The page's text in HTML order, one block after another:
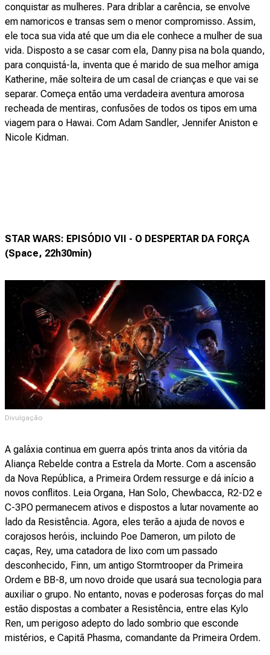
conquistar as mulheres. Para driblar a carência, se envolve
em namoricos e transas sem o menor compromisso. Assim,
ele toca sua vida até que um dia ele conhece a mulher de sua
vida. Disposto a se casar com ela, Danny pisa na bola quando,
para conquistá-la, inventa que é marido de sua melhor amiga
Katherine, mãe solteira de um casal de crianças e que vai se
separar. Começa então uma verdadeira aventura amorosa
recheada de mentiras, confusões de todos os tipos em uma
viagem para o Hawai. Com Adam Sandler, Jennifer Aniston e
Nicole Kidman.
STAR WARS: EPISÓDIO VII - O DESPERTAR DA FORÇA
(Space, 22h30min)
Divulgação
A galáxia continua em guerra após trinta anos da vitória da
Aliança Rebelde contra a Estrela da Morte. Com a ascensão
da Nova República, a Primeira Ordem ressurge e dá início a
novos conflitos. Leia Organa, Han Solo, Chewbacca, R2-D2 e
C-3PO permanecem ativos e dispostos a lutar novamente ao
lado da Resistência. Agora, eles terão a ajuda de novos e
corajosos heróis, incluindo Poe Dameron, um piloto de
caças, Rey, uma catadora de lixo com um passado
desconhecido, Finn, um antigo Stormtrooper da Primeira
Ordem e BB-8, um novo droide que usará sua tecnologia para
auxiliar o grupo. No entanto, novas e poderosas forças do mal
estão dispostas a combater a Resistência, entre elas Kylo
Ren, um perigoso adepto do lado sombrio que esconde
mistérios, e Capitã Phasma, comandante da Primeira Ordem.